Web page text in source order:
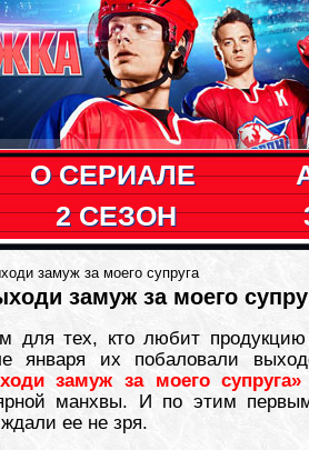
О СЕРИАЛЕ
2 СЕЗОН
замуж за моего супруга
замуж за моего
для тех, кто любит продукцию
января их побаловали
замуж за моего супруга»
манхвы. И по этим
ее не зря.